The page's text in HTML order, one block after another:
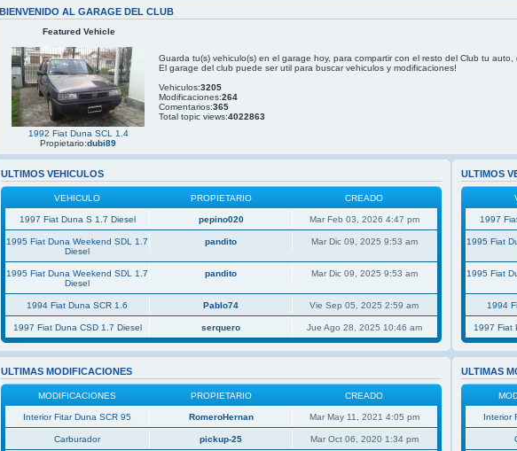
BIENVENIDO AL GARAGE DEL CLUB
Featured Vehicle
1992 Fiat Duna SCL 1.4
Propietario:dubi89
Guarda tu(s) vehiculo(s) en el garage hoy, para compartir con el resto del Club tu
El garage del club puede ser util para buscar vehiculos y modificaciones!
Vehiculos:3205
Modificaciones:264
Comentarios:365
Total topic views:4022863
ULTIMOS VEHICULOS
VEHICULO PROPIETARIO CREADO
1997 Fiat Duna S 1.7 Diesel pepino020 Mar Feb 03, 2026 4:47 pm
1995 Fiat Duna Weekend SDL 1.7
Diesel
pandito Mar Dic 09, 2025 9:53 am
1995 Fiat Duna Weekend SDL 1.7
Diesel
pandito Mar Dic 09, 2025 9:53 am
1994 Fiat Duna SCR 1.6 Pablo74 Vie Sep 05, 2025 2:59 am
1997 Fiat Duna CSD 1.7 Diesel serquero Jue Ago 28, 2025 10:46 am
ULTIMOS
1997
1995 Fiat
1995 Fiat
1994
1997 Fiat
ULTIMAS MODIFICACIONES
MODIFICACIONES PROPIETARIO CREADO
Interior Fitar Duna SCR 95 RomeroHernan Mar May 11, 2021 4:05 pm
Carburador pickup-25 Mar Oct 06, 2020 1:34 pm
ULTIMAS
Interior